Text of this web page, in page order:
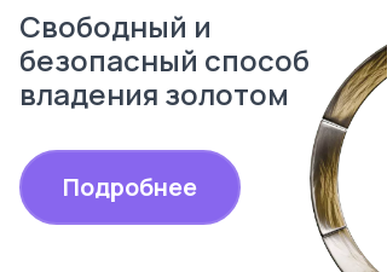
Свободный и
безопасный способ
владения золотом
Подробнее